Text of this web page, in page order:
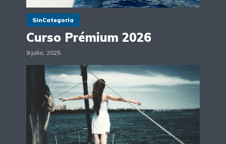
SinCategoria
Curso Prémium 2026
9 julio, 2025